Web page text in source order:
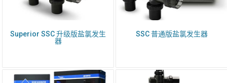
Superior SSC 升级版盐氯发生
器
SSC 普通版盐氯发生器